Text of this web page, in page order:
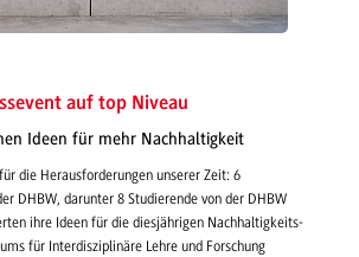
auf top Niveau
Ideen für mehr Nachhaltigkeit
die Herausforderungen unserer Zeit: 6
DHBW, darunter 8 Studierende von der DHBW
ihre Ideen für die diesjährigen Nachhaltigkeits-
für Interdisziplinäre Lehre und Forschung